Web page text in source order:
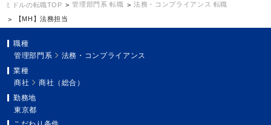
ミドルの転職TOP 管理部門系 転職
法務・コンプライアンス 転職
【MH】法務担当
職種
管理部門系
法務・コンプライアンス
業種
商社
商社（総合）
勤務地
東京都